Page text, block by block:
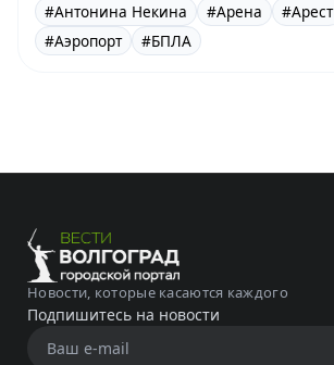
#Антонина Некина
#Арена #Арест
#Аэропорт
#БПЛА
Новости, которые касаются каждого
Подпишитесь на новости